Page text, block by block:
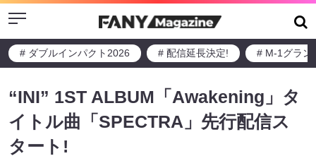
Menu
# ダブルインパクト2026 # 配信延長決定! # M-1グラン
“INI” 1ST ALBUM「Awakening」タ
イトル曲「SPECTRA」先行配信ス
タート!